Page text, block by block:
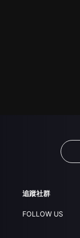
追蹤社群
FOLLOW US